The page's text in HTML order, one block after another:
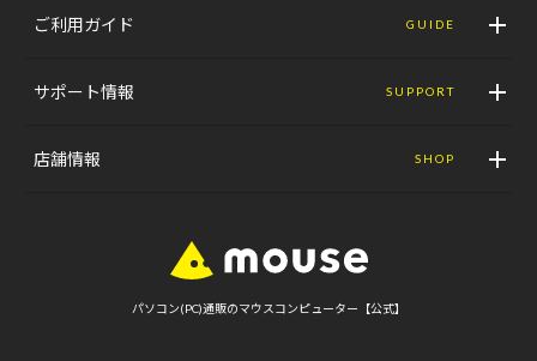
ご利用ガイド GUIDE
サポート情報 SUPPORT
店舗情報 SHOP
パソコン(PC)通販のマウスコンピューター【公式】